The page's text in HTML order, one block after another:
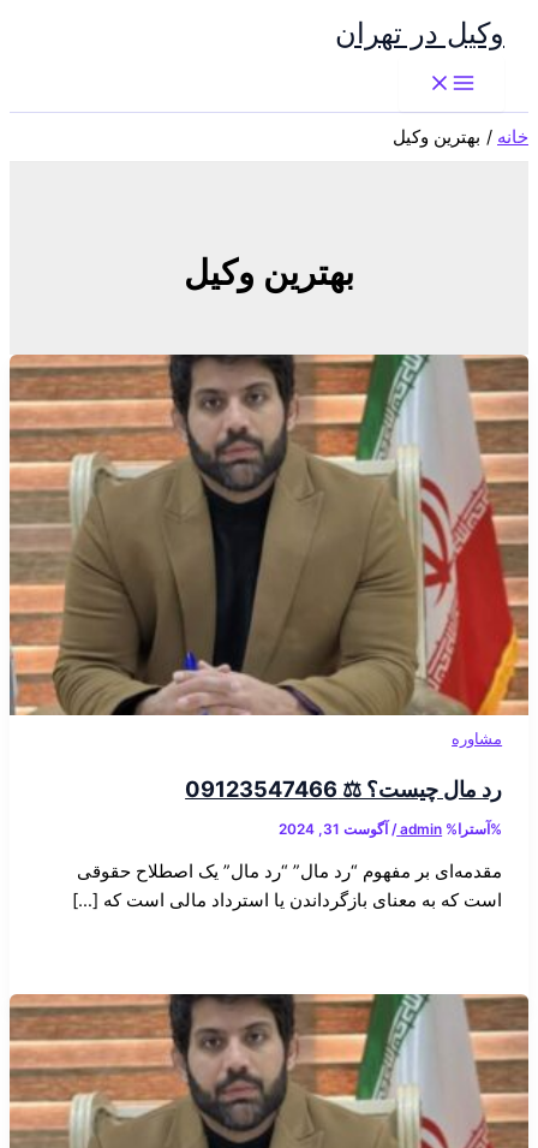
وکیل در تهران
خانه بهترین وکیل
بهترین وکیل
مشاوره
رد مال چیست؟ ⚖️ 09123547466
%آسترا% admin
/ آگوست 31, 2024
مقدمه‌ای بر مفهوم “رد مال” “رد مال” یک اصطلاح حقوقی
است که به معنای بازگرداندن یا استرداد مالی است که […]